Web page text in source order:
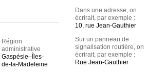
Région
administrative
Gaspésie–Îles-
de-la-Madeleine
Dans une adresse, on
écrirait, par exemple :
10, rue Jean-Gauthier
Sur un panneau de
signalisation routière, on
écrirait, par exemple :
Rue Jean-Gauthier